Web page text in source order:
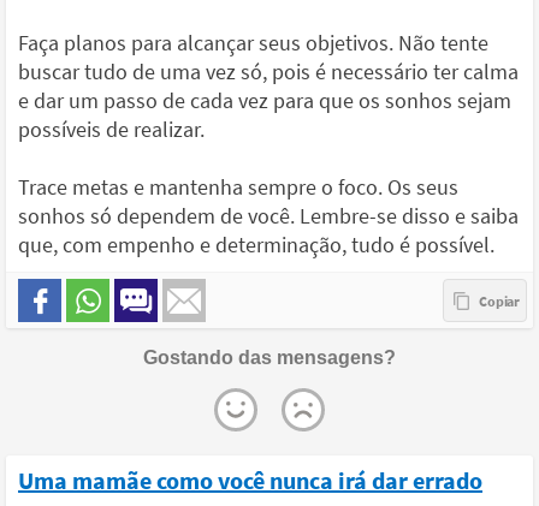
Faça planos para alcançar seus objetivos. Não tente
buscar tudo de uma vez só, pois é necessário ter calma
e dar um passo de cada vez para que os sonhos sejam
possíveis de realizar.
Trace metas e mantenha sempre o foco. Os seus
sonhos só dependem de você. Lembre-se disso e saiba
que, com empenho e determinação, tudo é possível.
Gostando das mensagens?
Uma mamãe como você nunca irá dar errado